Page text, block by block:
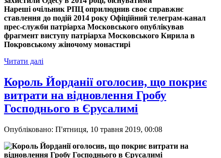
Нареші очільник РПЦ оприлюднив своє справжнє
ставлення до подій 2014 року Офіційний телеграм-канал
прес-служби патріарха Московського опублікував
фрагмент виступу патріарха Московського Кирила в
Покровському жіночому монастирі
Читати далі
Король Йорданії оголосив, що покриє
витрати на відновлення Гробу
Господнього в Єрусалимі
Опубліковано: П'ятниця, 10 травня 2019, 00:08